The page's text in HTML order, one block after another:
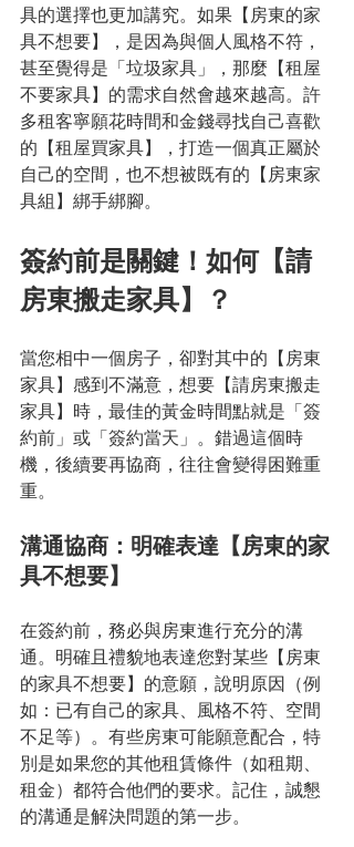
具的選擇也更加講究。如果【房東的家
具不想要】，是因為與個人風格不符，
甚至覺得是「垃圾家具」，那麼【租屋
不要家具】的需求自然會越來越高。許
多租客寧願花時間和金錢尋找自己喜歡
的【租屋買家具】，打造一個真正屬於
自己的空間，也不想被既有的【房東家
具組】綁手綁腳。
簽約前是關鍵！如何【請
房東搬走家具】？
當您相中一個房子，卻對其中的【房東
家具】感到不滿意，想要【請房東搬走
家具】時，最佳的黃金時間點就是「簽
約前」或「簽約當天」。錯過這個時
機，後續要再協商，往往會變得困難重
重。
溝通協商：明確表達【房東的家
具不想要】
在簽約前，務必與房東進行充分的溝
通。明確且禮貌地表達您對某些【房東
的家具不想要】的意願，說明原因（例
如：已有自己的家具、風格不符、空間
不足等）。有些房東可能願意配合，特
別是如果您的其他租賃條件（如租期、
租金）都符合他們的要求。記住，誠懇
的溝通是解決問題的第一步。